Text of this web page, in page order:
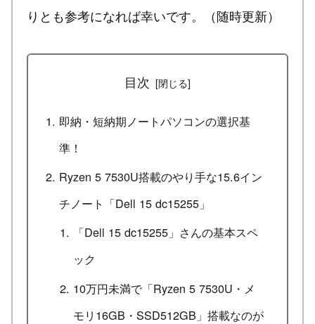
りとも参考になれば幸いです。（随時更新）
目次
即納・短納期ノートパソコンの選択基
準！
Ryzen 5 7530U搭載のやり手な15.6イン
チノート「Dell 15 dc15255」
「Dell 15 dc15255」さんの基本スペ
ック
10万円未満で「Ryzen 5 7530U・メ
モリ16GB・SSD512GB」搭載なのが